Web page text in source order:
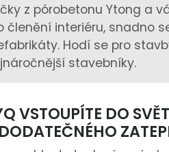
z pórobetonu Ytong a
členění interiéru, snadno
Hodí se pro
stavebníky.
VSTOUPÍTE DO